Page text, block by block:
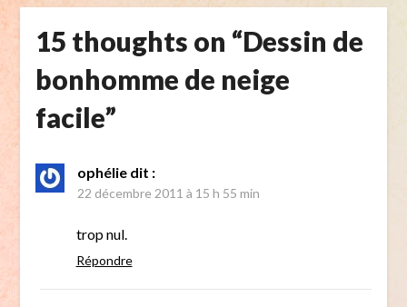
15 thoughts on “Dessin de
bonhomme de neige
facile”
ophélie dit :
22 décembre 2011 à 15 h 55 min
trop nul.
Répondre